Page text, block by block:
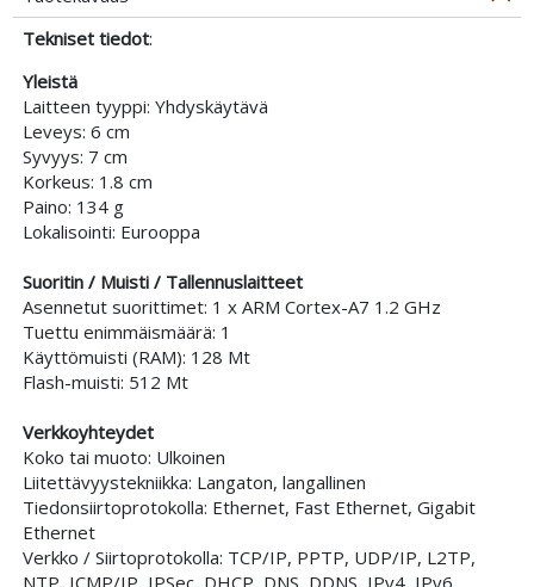
Tekniset tiedot:
Yleistä
Laitteen tyyppi: Yhdyskäytävä
Leveys: 6 cm
Syvyys: 7 cm
Korkeus: 1.8 cm
Paino: 134 g
Lokalisointi: Eurooppa
Suoritin / Muisti / Tallennuslaitteet
Asennetut suorittimet: 1 x ARM Cortex-A7 1.2 GHz
Tuettu enimmäismäärä: 1
Käyttömuisti (RAM): 128 Mt
Flash-muisti: 512 Mt
Verkkoyhteydet
Koko tai muoto: Ulkoinen
Liitettävyystekniikka: Langaton, langallinen
Tiedonsiirtoprotokolla: Ethernet, Fast Ethernet, Gigabit
Ethernet
Verkko / Siirtoprotokolla: TCP/IP, PPTP, UDP/IP, L2TP,
NTP, ICMP/IP, IPSec, DHCP, DNS, DDNS, IPv4, IPv6